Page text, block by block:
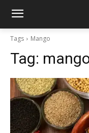
Tags Mango
Tag: